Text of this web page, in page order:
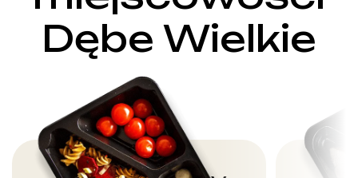
Dębe Wielkie